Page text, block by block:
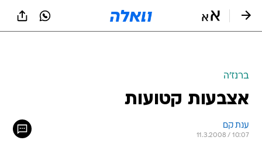
ברנז'ה
אצבעות קטועות
ענת קם
11.3.2008 / 10:07